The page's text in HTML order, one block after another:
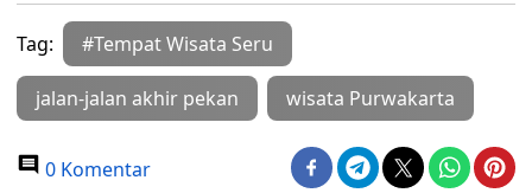
Tag: #Tempat Wisata Seru
jalan-jalan akhir pekan wisata Purwakarta
0 Komentar